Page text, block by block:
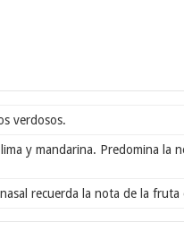
verdosos.
y mandarina. Predomina la
recuerda la nota de la fruta